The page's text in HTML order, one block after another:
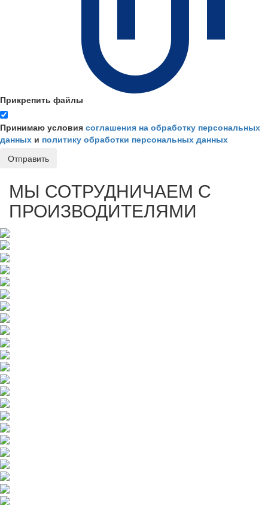
Прикрепить файлы
Принимаю условия соглашения на обработку персональных
данных и политику обработки персональных данных
Отправить
МЫ СОТРУДНИЧАЕМ С
ПРОИЗВОДИТЕЛЯМИ